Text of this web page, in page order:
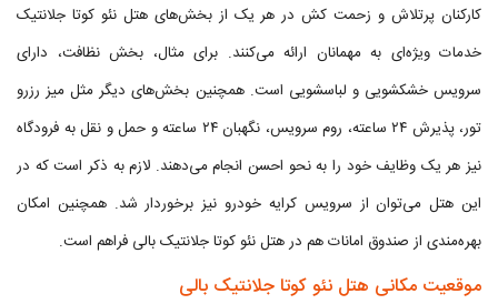
کارکنان پرتلاش و زحمت کش در هر یک از بخش‌های هتل نئو کوتا جلانتیک
خدمات ویژه‌ای به مهمانان ارائه می‌کنند. برای مثال، بخش نظافت، دارای
سرویس خشکشویی و لباسشویی است. همچنین بخش‌های دیگر مثل میز رزرو
تور، پذیرش ۲۴ ساعته، روم سرویس، نگهبان ۲۴ ساعته و حمل و نقل به فرودگاه
نیز هر یک وظایف خود را به نحو احسن انجام می‌دهند. لازم به ذکر است که در
این هتل می‌توان از سرویس کرایه خودرو نیز برخوردار شد. همچنین امکان
بهره‌مندی از صندوق امانات هم در هتل نئو کوتا جلانتیک بالی فراهم است.
موقعیت مکانی هتل نئو کوتا جلانتیک بالی